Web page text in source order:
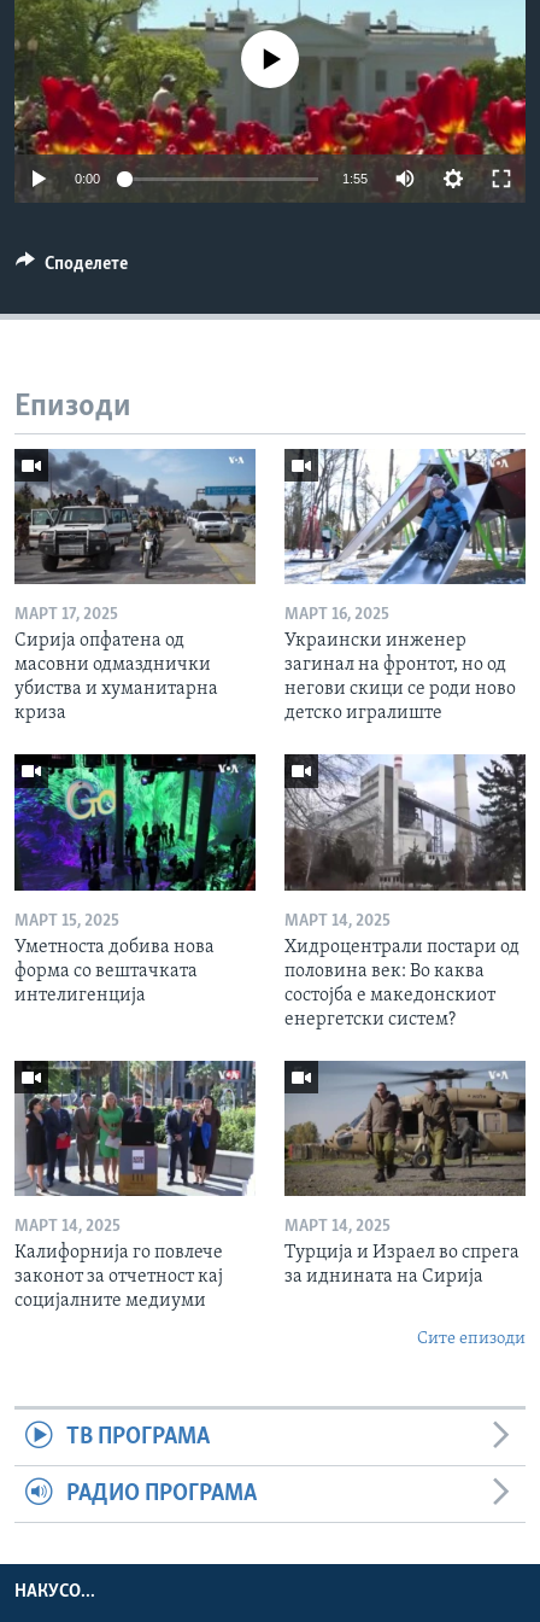
ИНТЕРВЈУА
Јазици
No media source currently available
0:00 1:55
Споделете
Епизоди
МАРТ 17, 2025
Сирија опфатена од
масовни одмазднички
убиства и хуманитарна
криза
МАРТ 16, 2025
Украински инженер
загинал на фронтот, но од
негови скици се роди ново
детско игралиште
МАРТ 15, 2025
Уметноста добива нова
форма со вештачката
интелигенција
МАРТ 14, 2025
Хидроцентрали постари од
половина век: Во каква
состојба е македонскиот
енергетски систем?
МАРТ 14, 2025
Калифорнија го повлече
законот за отчетност кај
социјалните медиуми
МАРТ 14, 2025
Турција и Израел во спрега
за иднината на Сирија
Сите епизоди
ТВ ПРОГРАМА
РАДИО ПРОГРАМА
НАКУСО...